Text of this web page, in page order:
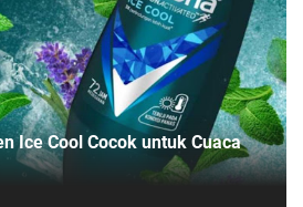
Ice Cool Cocok untuk Cuaca